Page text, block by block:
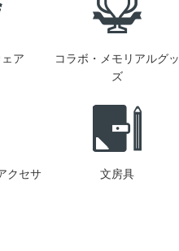
ア
コラボ・メモリアルグッ
ズ
クセサ
文房具